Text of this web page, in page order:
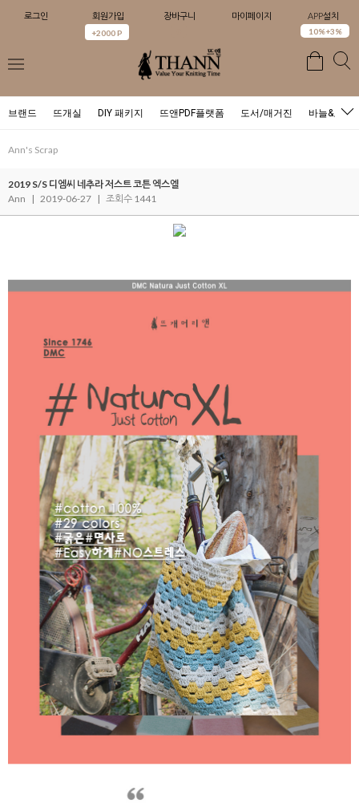
로그인 회원가입
+2000 P
장바구니 마이페이지 APP설치
10%+3%
브랜드 뜨개실 DIY 패키지 뜨앤PDF플랫폼 도서/매거진 바늘&도구
Ann's Scrap
2019 S/S 디엠씨 네추라 저스트 코튼 엑스엘
Ann
| 2019-06-27 | 조회수 1441